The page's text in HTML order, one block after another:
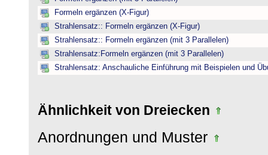
Formeln ergänzen (X-Figur)
Strahlensatz:: Formeln ergänzen (X-Figur)
Strahlensatz:: Formeln ergänzen (mit 3 Parallelen)
Strahlensatz:Formeln ergänzen (mit 3 Parallelen)
Strahlensatz: Anschauliche Einführung mit Beispielen und
Ähnlichkeit von Dreiecken
Anordnungen und Muster